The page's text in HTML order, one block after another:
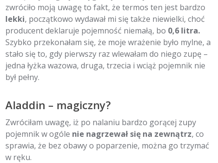
zwróciło moją uwagę to fakt, że termos ten jest bardzo
lekki, początkowo wydawał mi się także niewielki, choć
producent deklaruje pojemność niemałą, bo 0,6 litra.
Szybko przekonałam się, że moje wrażenie było mylne, a
stało się to, gdy pierwszy raz wlewałam do niego zupę –
jedna łyżka wazowa, druga, trzecia i wciąż pojemnik nie
był pełny.
Aladdin – magiczny?
Zwróciłam uwagę, iż po nalaniu bardzo gorącej zupy
pojemnik w ogóle nie nagrzewał się na zewnątrz, co
sprawia, że bez obawy o poparzenie, można go trzymać
w ręku.